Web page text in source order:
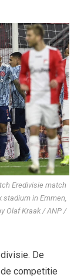
Eredivisie match
stadium in Emmen,
Olaf Kraak / ANP /
De
competitie